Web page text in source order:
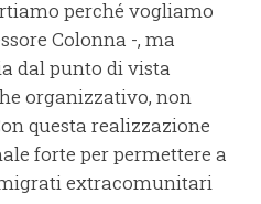
perché vogliamo
Colonna -, ma
dal punto di vista
organizzativo, non
questa realizzazione
forte per permettere a
extracomunitari